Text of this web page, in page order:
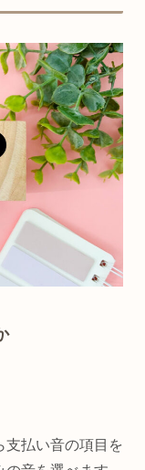
支払い音の項目を